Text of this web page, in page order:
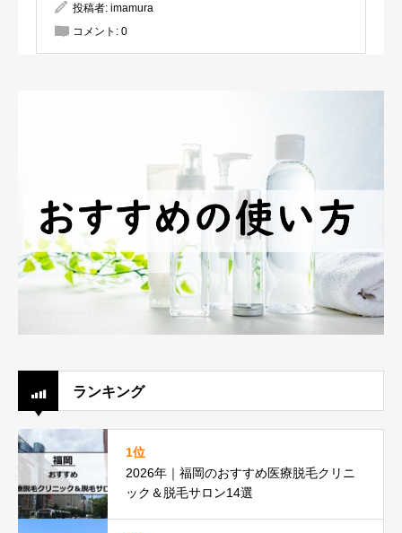
投稿者: imamura
コメント: 0
ランキング
1位
2026年｜福岡のおすすめ医療脱毛クリニ
ック＆脱毛サロン14選